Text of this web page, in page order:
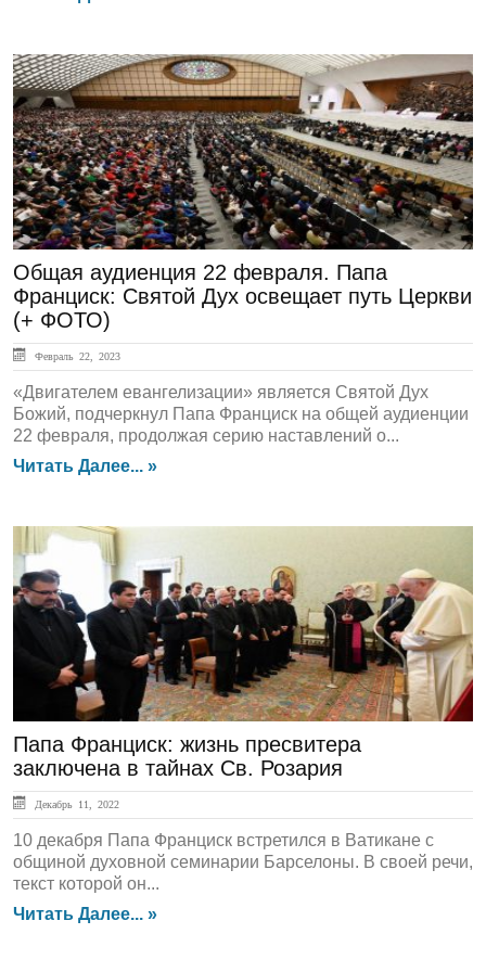
ГЛАВНАЯ
Общая аудиенция 22 февраля. Папа
Франциск: Святой Дух освещает путь Церкви
(+ ФОТО)
Февраль 22, 2023
«Двигателем евангелизации» является Святой Дух
Божий, подчеркнул Папа Франциск на общей аудиенции
22 февраля, продолжая серию наставлений о...
Читать Далее... »
ЛЕНТА НОВОСТЕЙ
Папа Франциск: жизнь пресвитера
заключена в тайнах Св. Розария
Декабрь 11, 2022
10 декабря Папа Франциск встретился в Ватикане с
общиной духовной семинарии Барселоны. В своей речи,
текст которой он...
Читать Далее... »